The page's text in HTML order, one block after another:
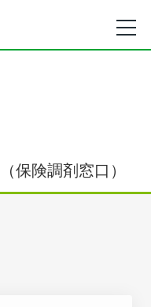
保険調剤窓口）